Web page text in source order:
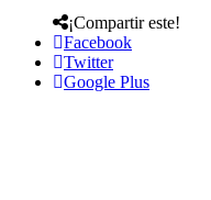
¡Compartir este!
Facebook
Twitter
Google Plus